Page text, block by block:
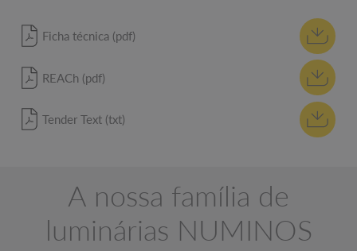
Ficha técnica (pdf)
REACh (pdf)
Tender Text (txt)
A nossa família de
luminárias NUMINOS